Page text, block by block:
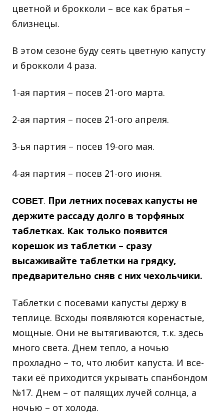
цветной и брокколи – все как братья –
близнецы.
В этом сезоне буду сеять цветную капусту
и брокколи 4 раза.
1-ая партия – посев 21-ого марта.
2-ая партия – посев 21-ого апреля.
3-ья партия – посев 19-ого мая.
4-ая партия – посев 21-ого июня.
СОВЕТ. При летних посевах капусты не
держите рассаду долго в торфяных
таблетках. Как только появится
корешок из таблетки – сразу
высаживайте таблетки на грядку,
предварительно сняв с них чехольчики.
Таблетки с посевами капусты держу в
теплице. Всходы появляются коренастые,
мощные. Они не вытягиваются, т.к. здесь
много света. Днем тепло, а ночью
прохладно – то, что любит капуста. И все-
таки её приходится укрывать спанбондом
№17. Днем – от палящих лучей солнца, а
ночью – от холода.